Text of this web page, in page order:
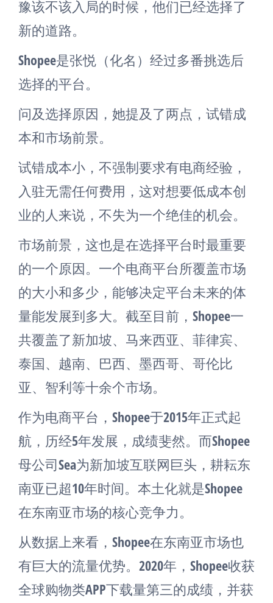
豫该不该入局的时候，他们已经选择了
新的道路。
Shopee是张悦（化名）经过多番挑选后
选择的平台。
问及选择原因，她提及了两点，试错成
本和市场前景。
试错成本小，不强制要求有电商经验，
入驻无需任何费用，这对想要低成本创
业的人来说，不失为一个绝佳的机会。
市场前景，这也是在选择平台时最重要
的一个原因。一个电商平台所覆盖市场
的大小和多少，能够决定平台未来的体
量能发展到多大。截至目前，Shopee一
共覆盖了新加坡、马来西亚、菲律宾、
泰国、越南、巴西、墨西哥、哥伦比
亚、智利等十余个市场。
作为电商平台，Shopee于2015年正式起
航，历经5年发展，成绩斐然。而Shopee
母公司Sea为新加坡互联网巨头，耕耘东
南亚已超10年时间。本土化就是Shopee
在东南亚市场的核心竞争力。
从数据上来看，Shopee在东南亚市场也
有巨大的流量优势。2020年，Shopee收获
全球购物类APP下载量第三的成绩，并获